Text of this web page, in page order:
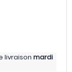
livraison mardi